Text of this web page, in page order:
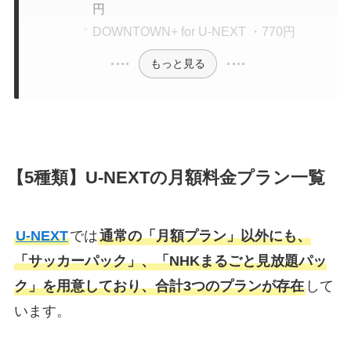
円
DOWNTOWN+ for U-NEXT ・770円
もっと見る
【5種類】U-NEXTの月額料金プラン一覧
U-NEXTでは通常の「月額プラン」以外にも、
「サッカーパック」、「NHKまるごと見放題パッ
ク」を用意しており、合計3つのプランが存在して
います。